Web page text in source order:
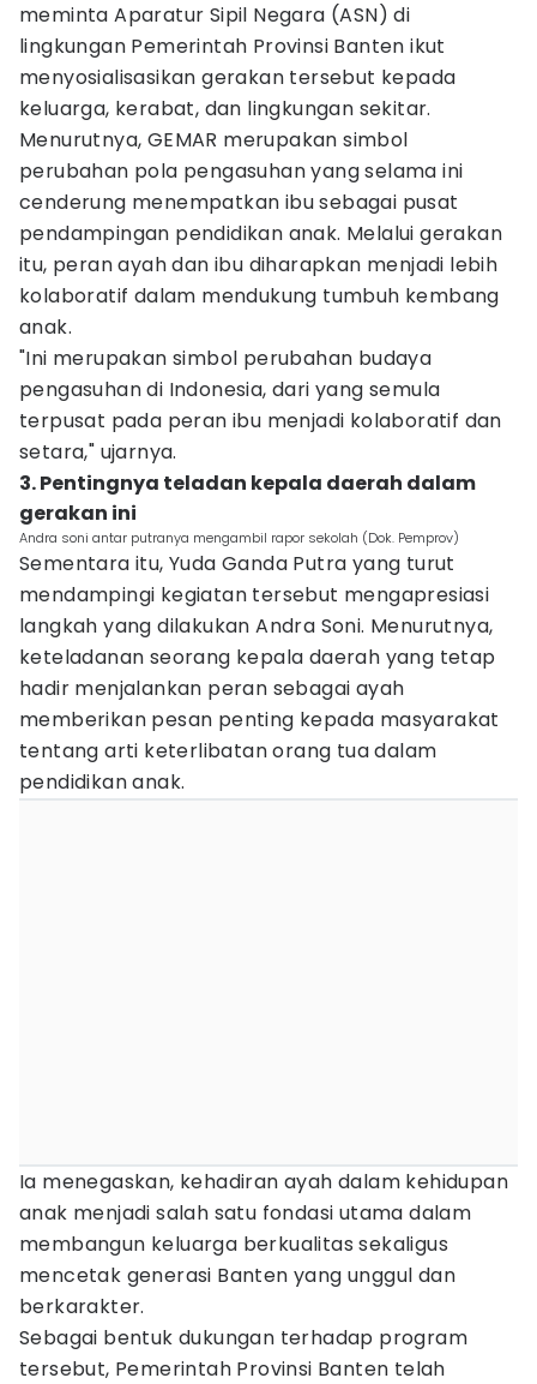
meminta Aparatur Sipil Negara (ASN) di
lingkungan Pemerintah Provinsi Banten ikut
menyosialisasikan gerakan tersebut kepada
keluarga, kerabat, dan lingkungan sekitar.
Menurutnya, GEMAR merupakan simbol
perubahan pola pengasuhan yang selama ini
cenderung menempatkan ibu sebagai pusat
pendampingan pendidikan anak. Melalui gerakan
itu, peran ayah dan ibu diharapkan menjadi lebih
kolaboratif dalam mendukung tumbuh kembang
anak.
"Ini merupakan simbol perubahan budaya
pengasuhan di Indonesia, dari yang semula
terpusat pada peran ibu menjadi kolaboratif dan
setara," ujarnya.
3. Pentingnya teladan kepala daerah dalam
gerakan ini
Andra soni antar putranya mengambil rapor sekolah (Dok. Pemprov)
Sementara itu, Yuda Ganda Putra yang turut
mendampingi kegiatan tersebut mengapresiasi
langkah yang dilakukan Andra Soni. Menurutnya,
keteladanan seorang kepala daerah yang tetap
hadir menjalankan peran sebagai ayah
memberikan pesan penting kepada masyarakat
tentang arti keterlibatan orang tua dalam
pendidikan anak.
Ia menegaskan, kehadiran ayah dalam kehidupan
anak menjadi salah satu fondasi utama dalam
membangun keluarga berkualitas sekaligus
mencetak generasi Banten yang unggul dan
berkarakter.
Sebagai bentuk dukungan terhadap program
tersebut, Pemerintah Provinsi Banten telah